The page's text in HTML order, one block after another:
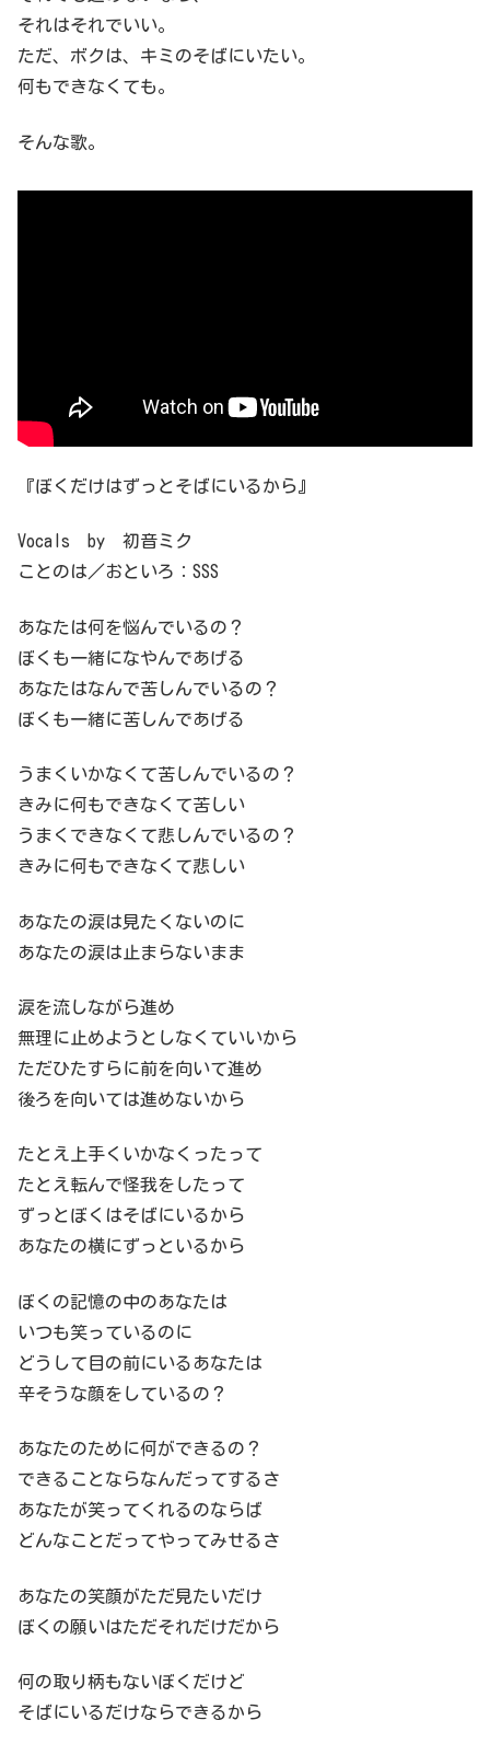
それはそれでいい。
ただ、ボクは、キミのそばにいたい。
何もできなくても。
そんな歌。
『ぼくだけはずっとそばにいるから』
Vocals by 初音ミク
ことのは／おといろ：SSS
あなたは何を悩んでいるの？
ぼくも一緒になやんであげる
あなたはなんで苦しんでいるの？
ぼくも一緒に苦しんであげる
うまくいかなくて苦しんでいるの？
きみに何もできなくて苦しい
うまくできなくて悲しんでいるの？
きみに何もできなくて悲しい
あなたの涙は見たくないのに
あなたの涙は止まらないまま
涙を流しながら進め
無理に止めようとしなくていいから
ただひたすらに前を向いて進め
後ろを向いては進めないから
たとえ上手くいかなくったって
たとえ転んで怪我をしたって
ずっとぼくはそばにいるから
あなたの横にずっといるから
ぼくの記憶の中のあなたは
いつも笑っているのに
どうして目の前にいるあなたは
辛そうな顔をしているの？
あなたのために何ができるの？
できることならなんだってするさ
あなたが笑ってくれるのならば
どんなことだってやってみせるさ
あなたの笑顔がただ見たいだけ
ぼくの願いはただそれだけだから
何の取り柄もないぼくだけど
そばにいるだけならできるから